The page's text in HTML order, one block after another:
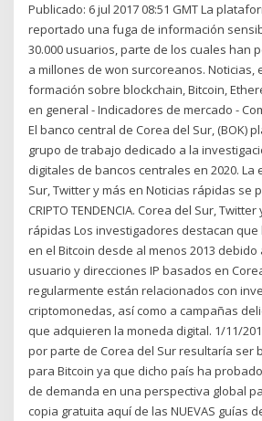
Publicado: 6 jul 2017 08:51 GMT La
reportado una fuga de información
30.000 usuarios, parte de los cuales han
a millones de won surcoreanos. Noticias,
formación sobre blockchain, Bitcoin,
en general - Indicadores de mercado -
El banco central de Corea del Sur, (BOK)
grupo de trabajo dedicado a la
digitales de bancos centrales en 2020. La
Sur, Twitter y más en Noticias rápidas se
CRIPTO TENDENCIA. Corea del Sur,
rápidas Los investigadores destacan
en el Bitcoin desde al menos 2013
usuario y direcciones IP basados en
regularmente están relacionados con
criptomonedas, así como a campañas
que adquieren la moneda digital. 1/11/
por parte de Corea del Sur resultaría ser
para Bitcoin ya que dicho país ha
de demanda en una perspectiva global
copia gratuita aquí de las NUEVAS guías